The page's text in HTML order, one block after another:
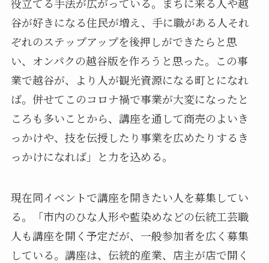
谷が好きになる住民が増え、手に職がある人それ
ぞれのステップアップを後押しができたらと思
い、オンパクの越谷版を作ろうと思った。この事
業で越谷が、より人が観光資源になる町とになれ
ば。併せてこのコロナ禍で事業が大変になったと
ころも多いことから、講座を通して商売のよいき
っかけや、技を伝授したり事業を広めたりするき
っかけになれば」と力を込める。
現在同イベントで講座を開きたい人を募集してい
る。「市内のひな人形や藍染めなどの伝統工芸職
人も講座を開く予定だが、一般参加者を広く募集
している。講座は、伝統的産業、店主が店で開く